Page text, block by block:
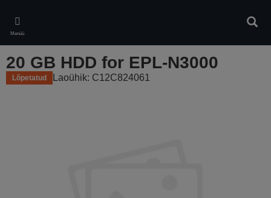
main
content
Menüü
20 GB HDD for EPL-N3000
Lõpetatud Laoühik: C12C824061